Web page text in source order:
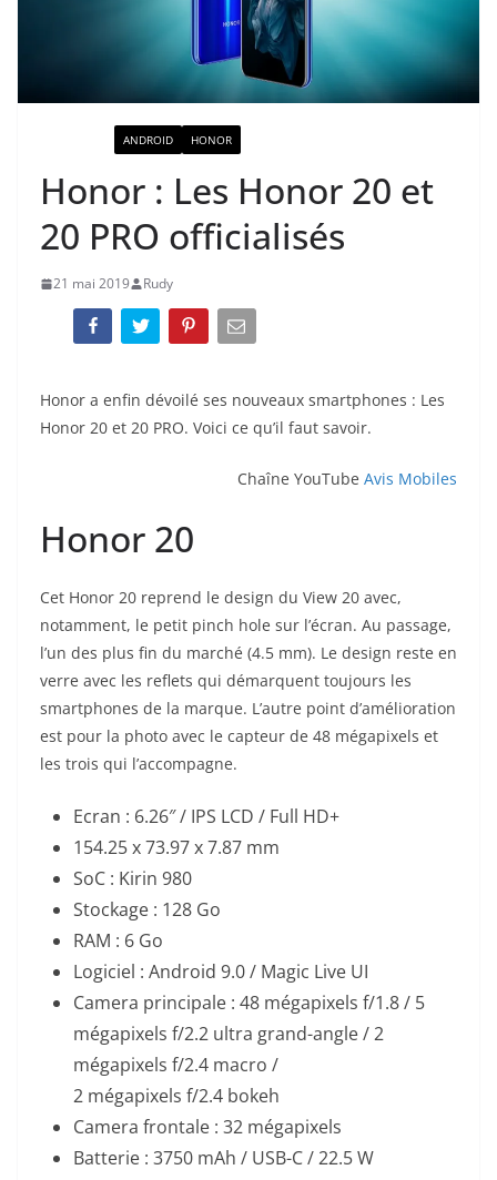
ANDROID HONOR
Honor : Les Honor 20 et
20 PRO officialisés
21 mai 2019 Rudy
Honor a enfin dévoilé ses nouveaux smartphones : Les
Honor 20 et 20 PRO. Voici ce qu’il faut savoir.
Chaîne YouTube Avis Mobiles
Honor 20
Cet Honor 20 reprend le design du View 20 avec,
notamment, le petit pinch hole sur l’écran. Au passage,
l’un des plus fin du marché (4.5 mm). Le design reste en
verre avec les reflets qui démarquent toujours les
smartphones de la marque. L’autre point d’amélioration
est pour la photo avec le capteur de 48 mégapixels et
les trois qui l’accompagne.
Ecran : 6.26″ / IPS LCD / Full HD+
154.25 x 73.97 x 7.87 mm
SoC : Kirin 980
Stockage : 128 Go
RAM : 6 Go
Logiciel : Android 9.0 / Magic Live UI
Camera principale : 48 mégapixels f/1.8 / 5
mégapixels f/2.2 ultra grand-angle / 2
mégapixels f/2.4 macro /
2 mégapixels f/2.4 bokeh
Camera frontale : 32 mégapixels
Batterie : 3750 mAh / USB-C / 22.5 W